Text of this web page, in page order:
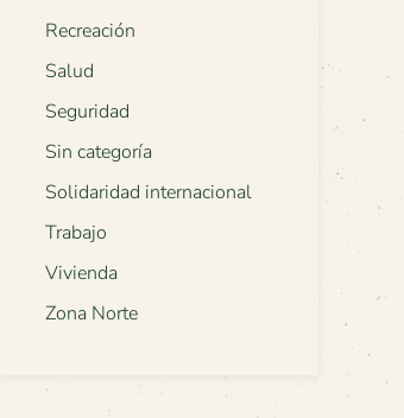
Recreación
Salud
Seguridad
Sin categoría
Solidaridad internacional
Trabajo
Vivienda
Zona Norte